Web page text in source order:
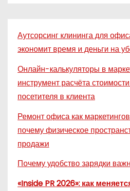
Аутсорсинг клининга для
экономит время и деньги на
Онлайн-калькуляторы в
инструмент расчёта
посетителя в клиента
Ремонт офиса как
почему физическое
продажи
Почему удобство зарядки
«Inside PR 2026»: как